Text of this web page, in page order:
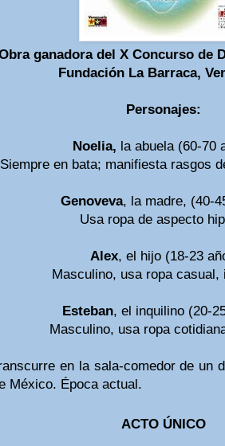
ganadora del X Concurso de
Fundación La Barraca,
Personajes:
Noelia, la abuela (60-70
Siempre en bata; manifiesta rasgos
Genoveva, la madre, (40-
Usa ropa de aspecto
Alex, el hijo (18-23
Masculino, usa ropa casual,
Esteban, el inquilino (20-
Masculino, usa ropa
en la sala-comedor de un
México. Época actual.
ACTO ÚNICO